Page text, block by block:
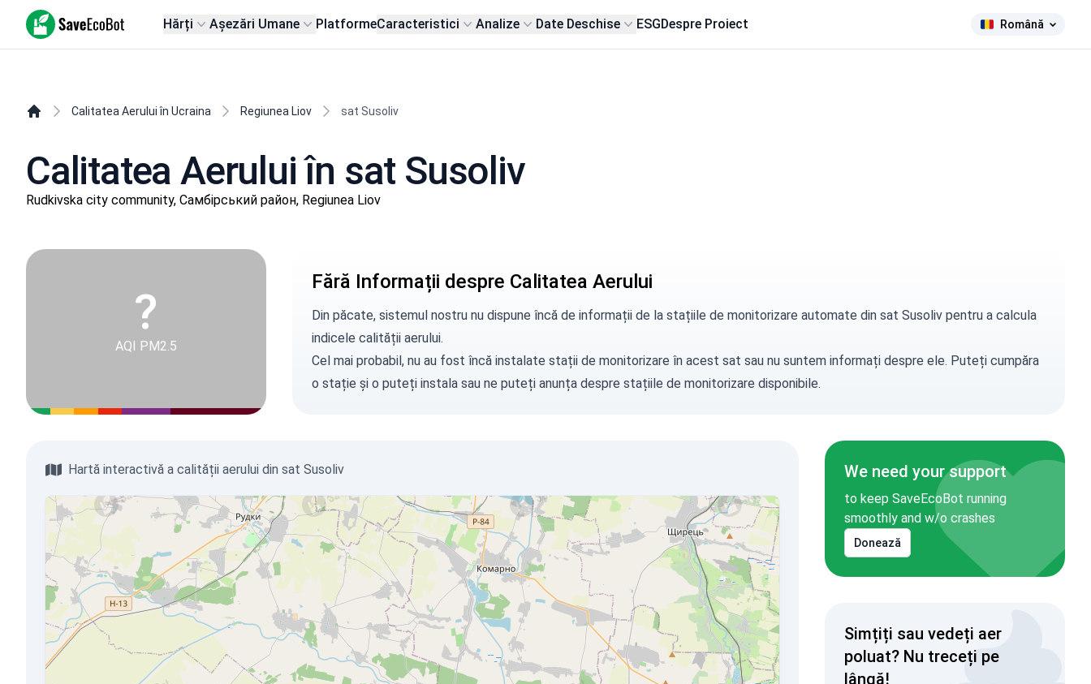
SaveEcoBot Hărți Așezări Umane PlatformeCaracteristici Analize Date Deschise ESGDespre Proiect Română
Calitatea Aerului în Ucraina Regiunea Liov sat Susoliv
Calitatea Aerului în sat Susoliv
Rudkivska city community, Самбірський район, Regiunea Liov
?
AQI PM2.5
Fără Informații despre Calitatea Aerului
Din păcate, sistemul nostru nu dispune încă de informații de la stațiile de monitorizare automate din sat Susoliv pentru a calcula
indicele calității aerului.
Cel mai probabil, nu au fost încă instalate stații de monitorizare în acest sat sau nu suntem informați despre ele. Puteți cumpăra
o stație și o puteți instala sau ne puteți anunțadespre stațiile de monitorizare disponibile.
Hartă interactivă a calității aerului din sat Susoliv We need your support
to keep SaveEcoBot running
smoothly and w/o crashes
Donează
Simțiți sau vedeți aer
poluat? Nu treceți pe
lângă!